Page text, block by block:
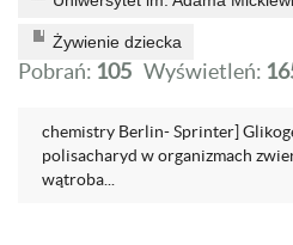
Żywienie dziecka
Pobrań: 105 Wyświetleń:
chemistry Berlin- Sprinter]
polisacharyd w organizmach
wątroba...